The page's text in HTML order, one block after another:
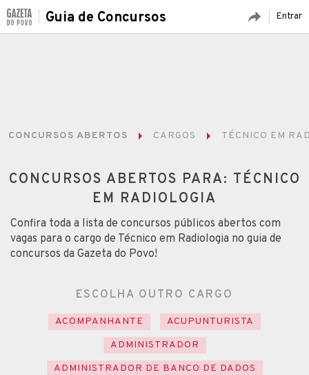
Entrar
Guia de Concursos
CONCURSOS ABERTOS CARGOS TÉCNICO EM
CONCURSOS ABERTOS PARA: TÉCNICO
EM RADIOLOGIA
Confira toda a lista de concursos públicos abertos com
vagas para o cargo de Técnico em Radiologia no guia de
concursos da Gazeta do Povo!
ESCOLHA OUTRO CARGO
ACOMPANHANTE
ACUPUNTURISTA
ADMINISTRADOR
ADMINISTRADOR DE BANCO DE DADOS